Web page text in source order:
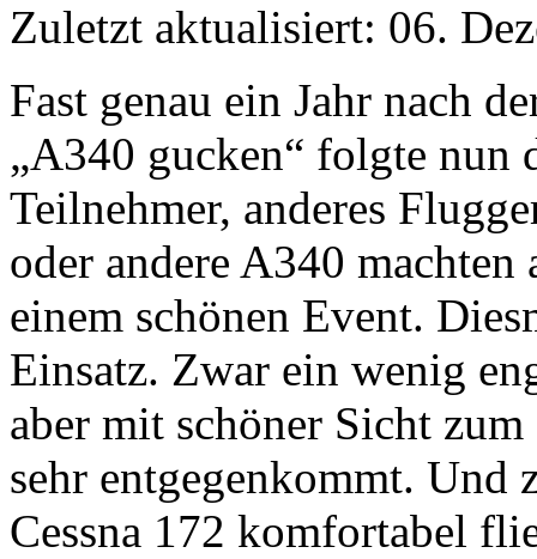
Zuletzt aktualisiert: 06.
Fast genau ein Jahr nach
„A340 gucken“ folgte nun
Teilnehmer, anderes
oder andere A340
einem schönen Event.
Einsatz. Zwar ein wenig
aber mit schöner Sicht
sehr entgegenkommt. Und
Cessna 172 komfortabel